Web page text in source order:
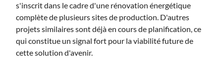
s'inscrit dans le cadre d'une rénovation énergétique
complète de plusieurs sites de production. D'autres
projets similaires sont déjà en cours de planification, ce
qui constitue un signal fort pour la viabilité future de
cette solution d'avenir.